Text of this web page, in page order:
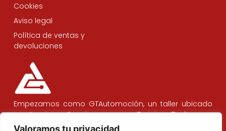
Valoramos tu privacidad
Empezamos como GTAutomoción, un taller ubicado
en Aranjuez. Seguimos como Training Tech para
remodelar y modernizar el taller del mañana
Cookies
Aviso legal
Política de ventas y
devoluciones